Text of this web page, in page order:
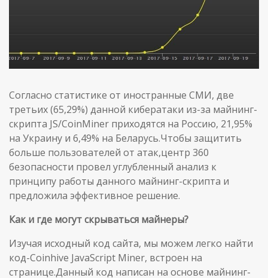
Согласно статистике от иностранные СМИ, две
третьих (65,29%) данной кибератаки из-за майнинг-
скрипта JS/CoinMiner приходятся на Россию, 21,95%
на Украину и 6,49% на Беларусь.Чтобы защитить
больше пользователей от атак,центр 360
безопасности провел углубленный анализ к
принципу работы данного майнинг-скрипта и
предложила эффективное решение.
Как и где могут скрываться майнеры?
Изучая исходный код сайта, мы можем легко найти
код-Coinhive JavaScript Miner, встроен на
странице.Данный код написан на основе майнинг-